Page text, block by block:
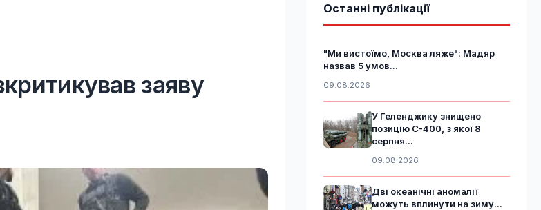
заяву
Останні публікації
"Ми вистоїмо, Москва ляже": Мадяр
назвав 5 умов...
09.08.2026
У Геленджику знищено
позицію С-400, з якої 8
серпня...
09.08.2026
Дві океанічні аномалії
можуть вплинути на зиму...